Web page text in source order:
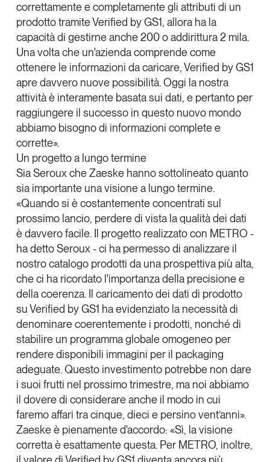
correttamente e completamente gli attributi di un
prodotto tramite Verified by GS1, allora ha la
capacità di gestirne anche 200 o addirittura 2 mila.
Una volta che un'azienda comprende come
ottenere le informazioni da caricare, Verified by GS1
apre davvero nuove possibilità. Oggi la nostra
attività è interamente basata sui dati, e pertanto per
raggiungere il successo in questo nuovo mondo
abbiamo bisogno di informazioni complete e
corrette».
Un progetto a lungo termine
Sia Seroux che Zaeske hanno sottolineato quanto
sia importante una visione a lungo termine.
«Quando si è costantemente concentrati sul
prossimo lancio, perdere di vista la qualità dei dati
è davvero facile. Il progetto realizzato con METRO -
ha detto Seroux - ci ha permesso di analizzare il
nostro catalogo prodotti da una prospettiva più alta,
che ci ha ricordato l'importanza della precisione e
della coerenza. Il caricamento dei dati di prodotto
su Verified by GS1 ha evidenziato la necessità di
denominare coerentemente i prodotti, nonché di
stabilire un programma globale omogeneo per
rendere disponibili immagini per il packaging
adeguate. Questo investimento potrebbe non dare
i suoi frutti nel prossimo trimestre, ma noi abbiamo
il dovere di considerare anche il modo in cui
faremo affari tra cinque, dieci e persino vent’anni».
Zaeske è pienamente d'accordo: «Sì, la visione
corretta è esattamente questa. Per METRO, inoltre,